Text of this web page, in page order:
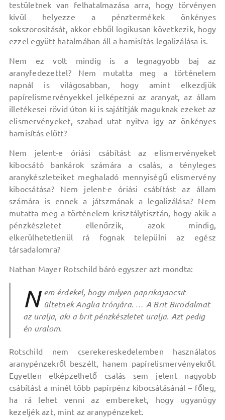
testületnek van felhatalmazása arra, hogy törvényen
kívül helyezze a pénztermékek önkényes
sokszorosítását, akkor ebből logikusan következik, hogy
ezzel együtt hatalmában áll a hamisítás legalizálása is.
Nem ez volt mindig is a legnagyobb baj az
aranyfedezettel? Nem mutatta meg a történelem
napnál is világosabban, hogy amint elkezdjük
papírelismervényekkel jelképezni az aranyat, az állam
illetékesei rövid úton ki is sajátítják maguknak ezeket az
elismervényeket, szabad utat nyitva így az önkényes
hamisítás előtt?
Nem jelent-e óriási csábítást az elismervényeket
kibocsátó bankárok számára a csalás, a tényleges
aranykészleteiket meghaladó mennyiségű elismervény
kibocsátása? Nem jelent-e óriási csábítást az állam
számára is ennek a játszmának a legalizálása? Nem
mutatta meg a történelem krisztálytisztán, hogy akik a
pénzkészletet ellenőrzik, azok mindig,
elkerülhetetlenül rá fognak települni az egész
társadalomra?
Nathan Mayer Rotschild báró egyszer azt mondta:
N em érdekel, hogy milyen paprikajancsit
ültetnek Anglia trónjára. … A Brit Birodalmat
az uralja, aki a brit pénzkészletet uralja. Azt pedig
én uralom.
Rotschild nem cserekereskedelemben használatos
aranypénzekről beszélt, hanem papírelismervényekről.
Egyetlen elképzelhető csalás sem jelent nagyobb
csábítást a minél több papírpénz kibocsátásánál – főleg,
ha rá lehet venni az embereket, hogy ugyanúgy
kezeljék azt, mint az aranypénzeket.